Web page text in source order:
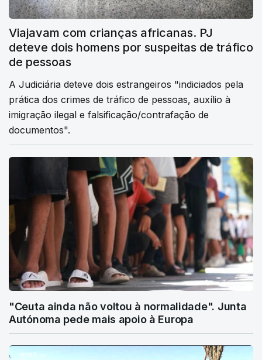
Viajavam com crianças africanas. PJ
deteve dois homens por suspeitas de tráfico
de pessoas
A Judiciária deteve dois estrangeiros "indiciados pela
prática dos crimes de tráfico de pessoas, auxílio à
imigração ilegal e falsificação/contrafação de
documentos".
"Ceuta ainda não voltou à normalidade". Junta
Autónoma pede mais apoio à Europa